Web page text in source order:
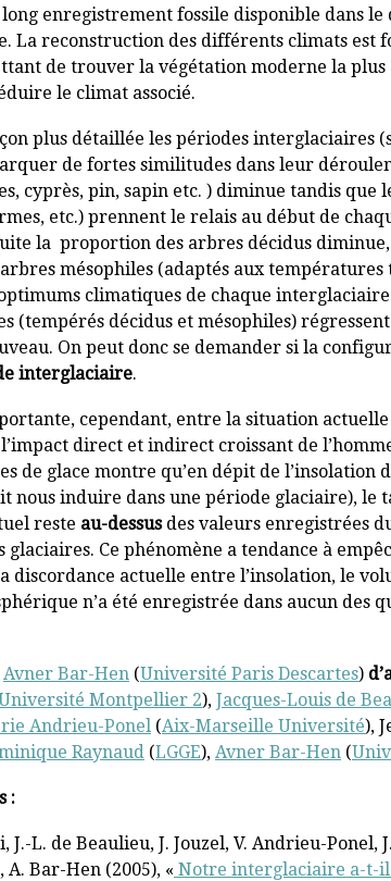
enregistrement fossile disponible dans le
La reconstruction des différents climats est
de trouver la végétation moderne la plus
le climat associé.
plus détaillée les périodes interglaciaires
de fortes similitudes dans leur
cyprès, pin, sapin etc. ) diminue tandis que
etc.) prennent le relais au début de
la proportion des arbres décidus
mésophiles (adaptés aux températures
climatiques de chaque
(tempérés décidus et mésophiles)
On peut donc se demander si la
interglaciaire.
cependant, entre la situation
direct et indirect croissant de
de glace montre qu’en dépit de l’insolation
nous induire dans une période glaciaire), le
reste au-dessusdes valeurs enregistrées
glaciaires. Ce phénomène a tendance à
discordance actuelle entre l’insolation, le
n’a été enregistrée dans aucun des
Avner Bar-Hen (Université Paris Descartes)
Montpellier 2), Jacques-Louis de
Andrieu-Ponel (Aix-Marseille Université),
Raynaud (LGGE), Avner Bar-Hen (
:
J.-L. de Beaulieu, J. Jouzel, V. Andrieu-Ponel,
A. Bar-Hen (2005), « Notre interglaciaire a-t-il